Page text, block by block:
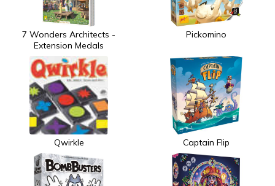
7 Wonders Architects -
Extension Medals
Pickomino
Qwirkle Captain Flip